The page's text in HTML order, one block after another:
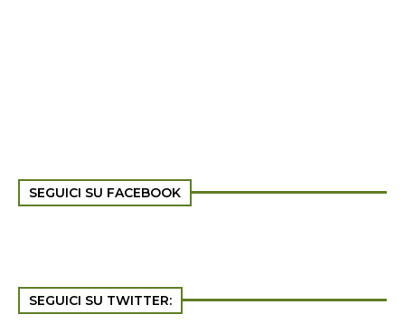
SEGUICI SU FACEBOOK
SEGUICI SU TWITTER: